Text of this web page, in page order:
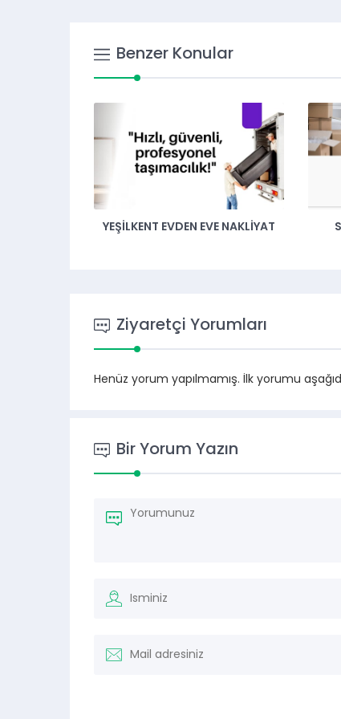
Benzer Konular
YEŞILKENT EVDEN EVE NAKLIYAT
Ziyaretçi Yorumları
Henüz yorum yapılmamış. İlk yorumu
Bir Yorum Yazın